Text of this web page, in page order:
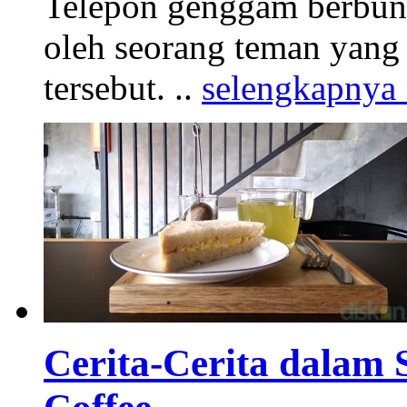
oleh seorang teman
tersebut. .. selengkapnya
Cerita-Cerita dalam